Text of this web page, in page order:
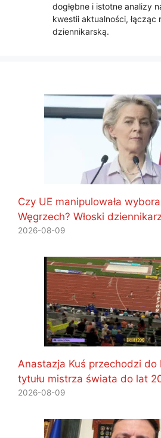
dogłębne i istotne analizy
kwestii aktualności, łącząc
dziennikarską.
Czy UE manipulowała
Węgrzech? Włoski
2026-08-09
Anastazja Kuś przechodzi do
tytułu mistrza świata do lat
2026-08-09